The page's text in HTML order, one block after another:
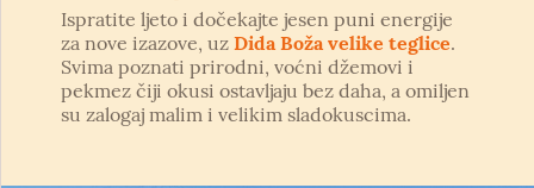
Ispratite ljeto i dočekajte jesen puni energije
za nove izazove, uz Dida Boža velike teglice.
Svima poznati prirodni, voćni džemovi i
pekmez čiji okusi ostavljaju bez daha, a omiljen
su zalogaj malim i velikim sladokuscima.